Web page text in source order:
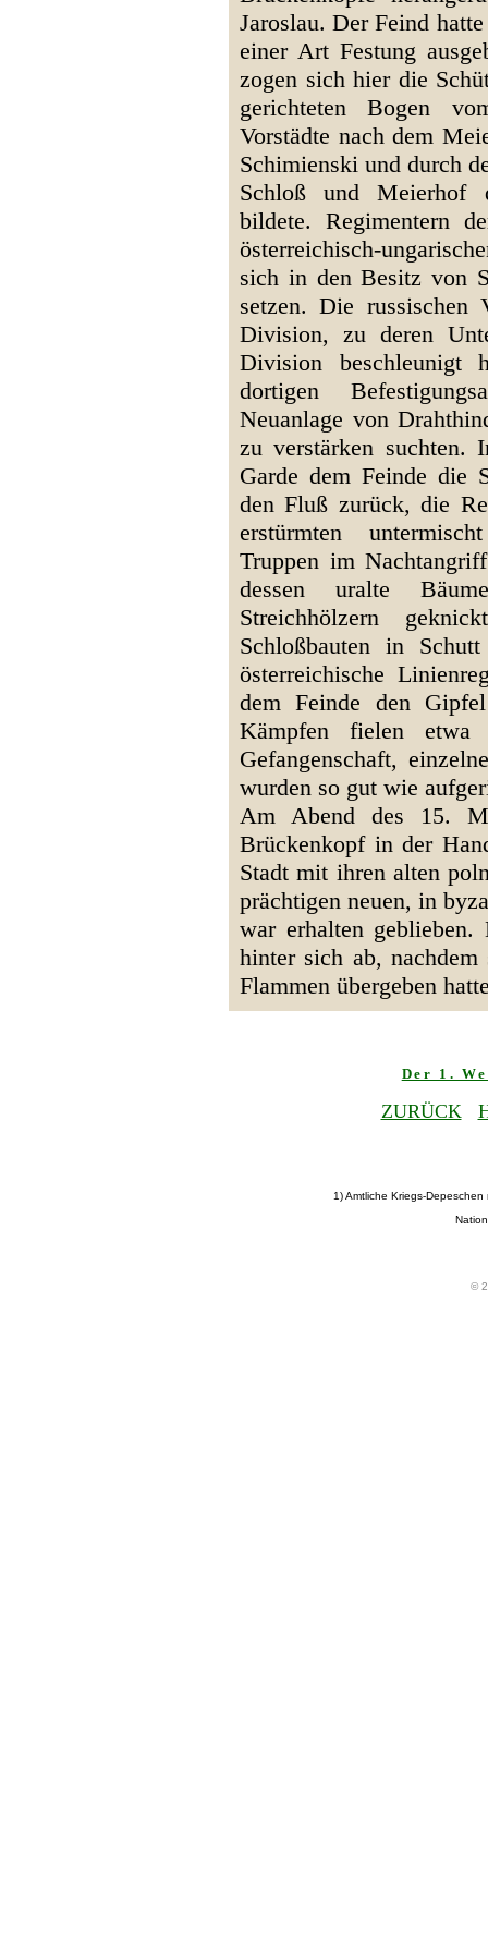
Jaroslau. Der Feind
einer Art Festung
zogen sich hier die
gerichteten Bogen
Vorstädte nach dem
Schimienski und durch
Schloß und Meierhof
bildete. Regimentern
österreichisch-
sich in den Besitz von
setzen. Die russischen
Division, zu deren
Division beschleunigt
dortigen
Neuanlage von
zu verstärken suchten.
Garde dem Feinde die
den Fluß zurück, die
erstürmten
Truppen im
dessen uralte
Streichhölzern
Schloßbauten in
österreichische
dem Feinde den
Kämpfen fielen etwa
Gefangenschaft,
wurden so gut wie
Am Abend des 15.
Brückenkopf in der
Stadt mit ihren alten
prächtigen neuen, in
war erhalten
hinter sich ab, nachdem
Flammen übergeben
Der 1.
ZURÜCK
1) Amtliche Kriegs-
©